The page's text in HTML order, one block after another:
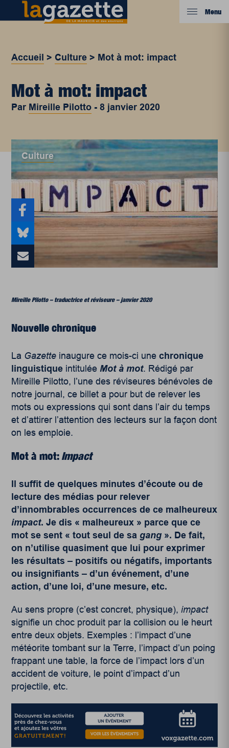
Menu
Accueil > Culture > Mot à mot: impact
Mot à mot: impact
Par Mireille Pilotto -8 janvier 2020
Culture
Mireille Pilotto – traductrice et réviseure – janvier 2020
Nouvelle chronique
La Gazette inaugure ce mois-ci unechronique
linguistique intitulée Mot à mot. Rédigé par
Mireille Pilotto, l’une des réviseures bénévoles de
notre journal, ce billet a pour but de relever les
mots ou expressions qui sont dans l’air du temps
et d’attirer l’attention des lecteurs sur la façon dont
on les emploie.
Mot à mot: Impact
Il suffit de quelques minutes d’écoute ou de
lecture des médias pour relever
d’innombrables occurrences de ce malheureux
impact. Je dis « malheureux » parce que ce
mot se sent « tout seul de sa gang ». De fait,
on n’utilise quasiment que lui pour exprimer
les résultats – positifs ou négatifs, importants
ou insignifiants – d’un événement, d’une
action, d’une loi, d’une mesure, etc.
Au sens propre (c’est concret, physique),impact
signifie un choc produit par la collision ou le heurt
entre deux objets. Exemples : l’impact d’une
météorite tombant sur la Terre, l’impact d’un poing
frappant une table, la force de l’impact lors d’un
accident de voiture, le point d’impact d’un
projectile, etc.